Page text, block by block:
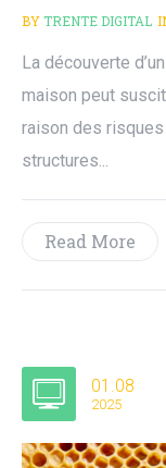
BYTRENTE DIGITAL
La découverte
maison peut
raison des
structures...
Read More
01.08
2025